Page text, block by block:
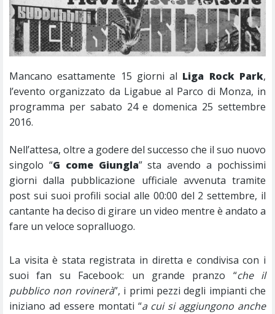
Mancano esattamente 15 giorni al Liga Rock Park,
l’evento organizzato da Ligabue al Parco di Monza, in
programma per sabato 24 e domenica 25 settembre
2016.
Nell’attesa, oltre a godere del successo che il suo nuovo
singolo “G come Giungla” sta avendo a pochissimi
giorni dalla pubblicazione ufficiale avvenuta tramite
post sui suoi profili social alle 00:00 del 2 settembre, il
cantante ha deciso di girare un video mentre è andato a
fare un veloce sopralluogo.
La visita è stata registrata in diretta e condivisa con i
suoi fan su Facebook: un grande pranzo “che il
pubblico non rovinerà”, i primi pezzi degli impianti che
iniziano ad essere montati “a cui si aggiungono anche